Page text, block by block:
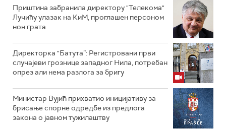
Приштина забранила директору "Телекома"
Лучићу улазак на КиМ, проглашен персоном
нон грата
Директорка "Батута”: Регистровани први
случајеви грознице западног Нила, потребан
опрез али нема разлога за бригу
Министар Вујић прихватио иницијативу за
брисање спорне одредбе из предлога
закона o јавном тужилаштву